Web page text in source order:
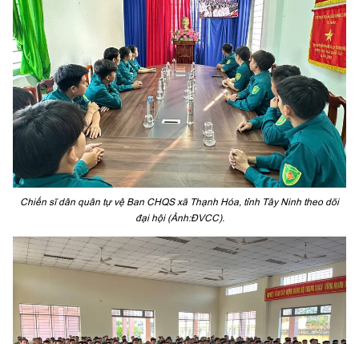
Chiến sĩ dân quân tự vệ Ban CHQS xã Thạnh Hóa, tỉnh Tây Ninh theo dõi
đại hội (Ảnh:ĐVCC).